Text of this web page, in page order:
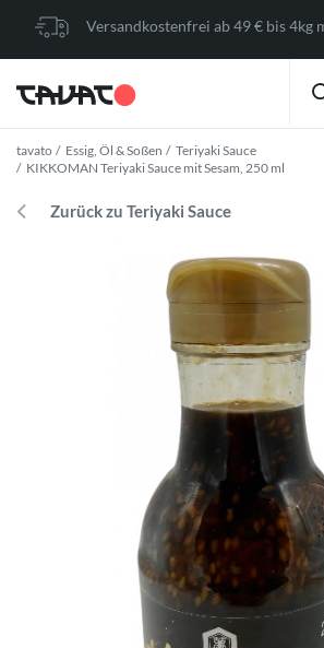
Versandkostenfrei ab 49 € bis 4kg
tavato Essig, Öl & Soßen
Teriyaki Sauce
KIKKOMAN Teriyaki Sauce mit Sesam, 250 ml
Zurück zu Teriyaki Sauce